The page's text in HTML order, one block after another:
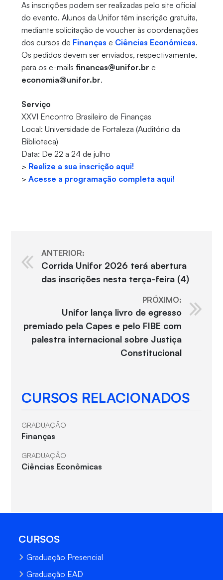
As inscrições podem ser realizadas pelo site oficial
do evento. Alunos da Unifor têm inscrição gratuita,
mediante solicitação de voucher às coordenações
dos cursos de Finanças e Ciências Econômicas.
Os pedidos devem ser enviados, respectivamente,
para os e-mails financas@unifor.br e
economia@unifor.br.
Serviço
XXVI Encontro Brasileiro de Finanças
Local: Universidade de Fortaleza (Auditório da
Biblioteca)
Data: De 22 a 24 de julho
> Realize a sua inscrição aqui!
> Acesse a programação completa aqui!
ANTERIOR:
Corrida Unifor 2026 terá abertura
das inscrições nesta terça-feira (4)
PRÓXIMO:
Unifor lança livro de egresso
premiado pela Capes e pelo FIBE com
palestra internacional sobre Justiça
Constitucional
CURSOS RELACIONADOS
GRADUAÇÃO
Finanças
GRADUAÇÃO
Ciências Econômicas
CURSOS
Graduação Presencial
Graduação EAD